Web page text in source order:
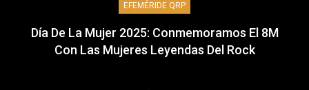
EFEMÉRIDE QRP
Día De La Mujer 2025: Conmemoramos El 8M
Con Las Mujeres Leyendas Del Rock